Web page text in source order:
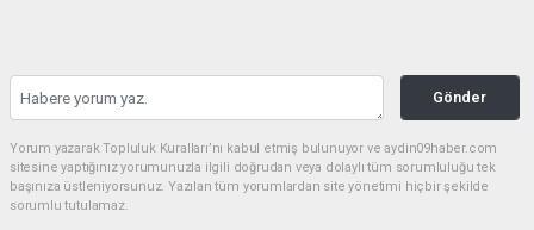
Gönder
Yorum yazarak Topluluk Kuralları’nı kabul etmiş bulunuyor ve aydin09haber.com
sitesine yaptığınız yorumunuzla ilgili doğrudan veya dolaylı tüm sorumluluğu tek
başınıza üstleniyorsunuz. Yazılan tüm yorumlardan site yönetimi hiçbir şekilde
sorumlu tutulamaz.